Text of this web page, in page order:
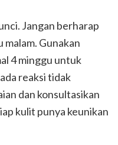
Jangan berharap
malam. Gunakan
4 minggu untuk
reaksi tidak
dan konsultasikan
kulit punya keunikan